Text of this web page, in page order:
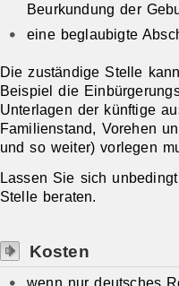
Beurkundung der
eine beglaubigte
Die zuständige Stelle
Beispiel die
Unterlagen der künftige
Familienstand, Vorehen
und so weiter) vorlegen
Lassen Sie sich
Stelle beraten.
Kosten
wenn nur deutsches